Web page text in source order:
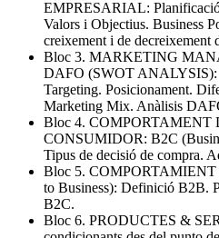
EMPRESARIAL:
Valors i Objectius. Business
creixement i de decreixement
Bloc 3. MARKETING
DAFO (SWOT ANALYSIS):
Targeting. Posicionament.
Marketing Mix. Anàlisis
Bloc 4. COMPORTAMENT
CONSUMIDOR: B2C
Tipus de decisió de compra.
Bloc 5.
to Business): Definició B2B.
B2C.
Bloc 6. PRODUCTES &